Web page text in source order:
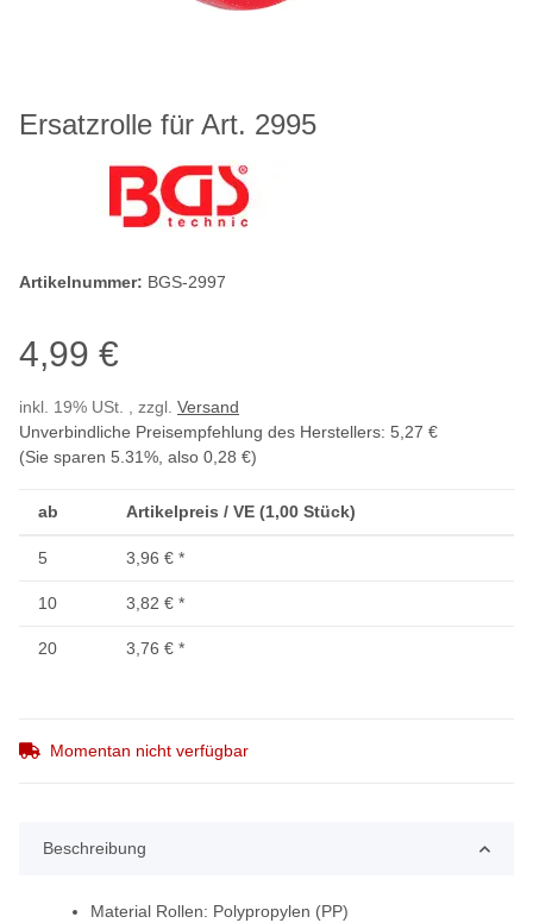
Ersatzrolle für Art. 2995
Artikelnummer: BGS-2997
4,99 €
inkl. 19% USt. , zzgl. Versand
Unverbindliche Preisempfehlung des Herstellers: 5,27 €
(Sie sparen 5.31% , also 0,28 €)
ab Artikelpreis / VE (1,00 Stück)
5 3,96 € *
10 3,82 € *
20 3,76 € *
Momentan nicht verfügbar
Beschreibung
Material Rollen: Polypropylen (PP)